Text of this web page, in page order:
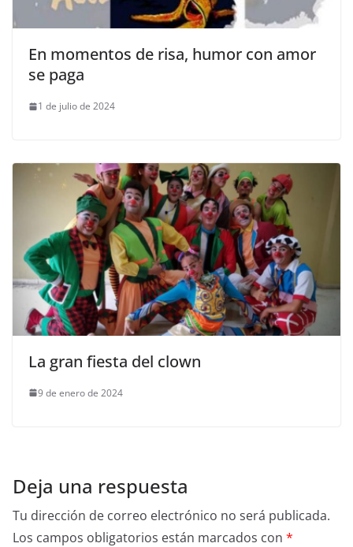
En momentos de risa, humor con amor
se paga
1 de julio de 2024
La gran fiesta del clown
9 de enero de 2024
Deja una respuesta
Tu dirección de correo electrónico no será publicada.
Los campos obligatorios están marcados con *